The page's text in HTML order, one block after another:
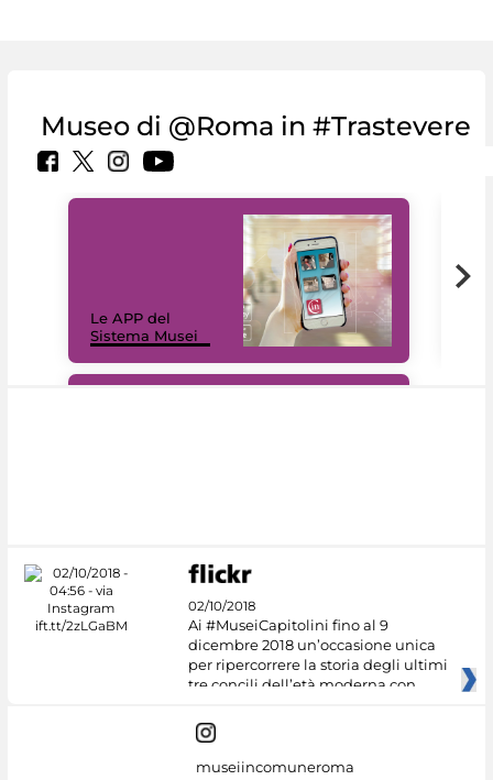
Museo di @Roma in #Trastevere
Le APP del
Sistema Musei
02/10/2018
Ai #MuseiCapitolini fino al 9
dicembre 2018 un’occasione unica
per ripercorrere la storia degli ultimi
tre concili dell’età moderna con
museiincomuneroma